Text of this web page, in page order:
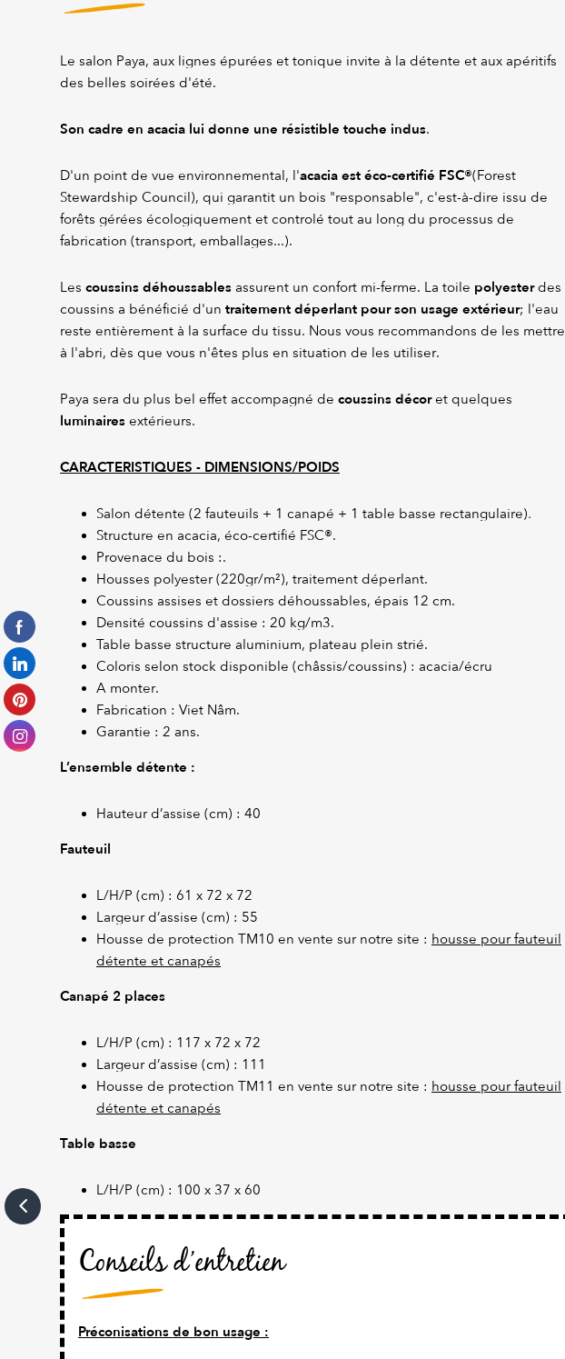
Le salon Paya, aux lignes épurées et tonique invite à la détente et aux apéritifs
des belles soirées d'été.
Son cadre en acacia lui donne une résistible touche indus.
D'un point de vue environnemental, l'acacia est éco-certifié FSC®(Forest
Stewardship Council), qui garantit un bois "responsable", c'est-à-dire issu de
forêts gérées écologiquement et controlé tout au long du processus de
fabrication (transport, emballages...).
Les coussins déhoussables assurent un confort mi-ferme. La toile polyesterdes
coussins a bénéficié d'un traitement déperlant pour son usage extérieur; l'eau
reste entièrement à la surface du tissu. Nous vous recommandons de les mettre
à l'abri, dès que vous n'êtes plus en situation de les utiliser.
Paya sera du plus bel effet accompagné de coussins décoret quelques
luminaires extérieurs.
CARACTERISTIQUES - DIMENSIONS/POIDS
Salon détente (2 fauteuils + 1 canapé + 1 table basse rectangulaire).
Structure en acacia, éco-certifié FSC®.
Provenace du bois :.
Housses polyester (220gr/m²), traitement déperlant.
Coussins assises et dossiers déhoussables, épais 12 cm.
Densité coussins d'assise : 20 kg/m3.
Table basse structure aluminium, plateau plein strié.
Coloris selon stock disponible (châssis/coussins) : acacia/écru
A monter.
Fabrication : Viet Nâm.
Garantie : 2 ans.
L’ensemble détente :
Hauteur d’assise (cm) : 40
Fauteuil
L/H/P (cm) : 61 x 72 x 72
Largeur d’assise (cm) : 55
Housse de protection TM10 en vente sur notre site : housse pour fauteuil
détente et canapés
Canapé 2 places
L/H/P (cm) : 117 x 72 x 72
Largeur d’assise (cm) : 111
Housse de protection TM11 en vente sur notre site : housse pour fauteuil
détente et canapés
Table basse
L/H/P (cm) : 100 x 37 x 60
Conseils d’entretien
Préconisations de bon usage :